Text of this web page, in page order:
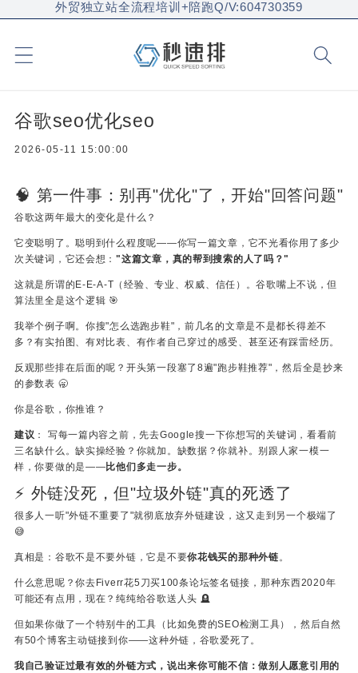
外贸独立站全流程培训+陪跑Q/V:604730359
谷歌seo优化seo
2026-05-11 15:00:00
🧠 第一件事：别再"优化"了，开始"回答问题"
谷歌这两年最大的变化是什么？
它变聪明了。聪明到什么程度呢——你写一篇文章，它不光看你用了多少
次关键词，它还会想："这篇文章，真的帮到搜索的人了吗？"
这就是所谓的E-E-A-T（经验、专业、权威、信任）。谷歌嘴上不说，但
算法里全是这个逻辑 🎯
我举个例子啊。你搜"怎么选跑步鞋"，前几名的文章是不是都长得差不
多？有实拍图、有对比表、有作者自己穿过的感受、甚至还有踩雷经历。
反观那些排在后面的呢？开头第一段塞了8遍"跑步鞋推荐"，然后全是抄来
的参数表 🥱
你是谷歌，你推谁？
建议 ： 写每一篇内容之前，先去Google搜一下你想写的关键词，看看前
三名缺什么。缺实操经验？你就加。缺数据？你就补。别跟人家一模一
样，你要做的是——比他们多走一步。
⚡ 外链没死，但"垃圾外链"真的死透了
很多人一听"外链不重要了"就彻底放弃外链建设，这又走到另一个极端了
😅
真相是：谷歌不是不要外链，它是不要你花钱买的那种外链。
什么意思呢？你去Fiverr花5刀买100条论坛签名链接，那种东西2020年
可能还有点用，现在？纯纯给谷歌送人头 🪦
但如果你做了一个特别牛的工具（比如免费的SEO检测工具），然后自然
有50个博客主动链接到你——这种外链，谷歌爱死了。
我自己验证过最有效的外链方式，说出来你可能不信：做别人愿意引用的